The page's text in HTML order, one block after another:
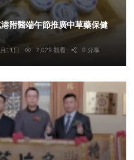
附醫端午節推廣中草藥保健
11日 2,029 觀看 0 分享